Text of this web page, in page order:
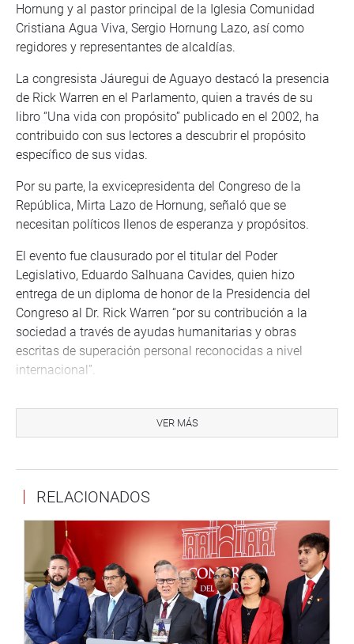
Hornung y al pastor principal de la Iglesia Comunidad
Cristiana Agua Viva, Sergio Hornung Lazo, así como
regidores y representantes de alcaldías.
La congresista Jáuregui de Aguayo destacó la presencia
de Rick Warren en el Parlamento, quien a través de su
libro “Una vida con propósito” publicado en el 2002, ha
contribuido con sus lectores a descubrir el propósito
específico de sus vidas.
Por su parte, la exvicepresidenta del Congreso de la
República, Mirta Lazo de Hornung, señaló que se
necesitan políticos llenos de esperanza y propósitos.
El evento fue clausurado por el titular del Poder
Legislativo, Eduardo Salhuana Cavides, quien hizo
entrega de un diploma de honor de la Presidencia del
Congreso al Dr. Rick Warren “por su contribución a la
sociedad a través de ayudas humanitarias y obras
escritas de superación personal reconocidas a nivel
internacional”.
vemos tanta violencia, situaciones complejas que
enturbian el desarrollo de las naciones; sin embargo,
enorgullecemos de brindar este reconocimiento”, expresó
Salhuana Cavides también mencionó que poner todo
nuestro esfuerzo para buscar nuestro propósito de vida
no solo es factible, sino también gratificante y necesario.
Asimismo, la primera vicepresidenta del Congreso,
Patricia Juárez Gallegos (FP), hizo entrega de una
VER MÁS
RELACIONADOS